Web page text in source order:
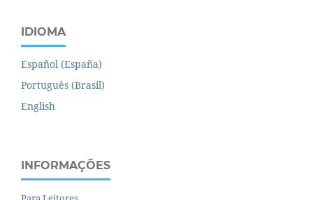
IDIOMA
Español (España)
Português (Brasil)
English
INFORMAÇÕES